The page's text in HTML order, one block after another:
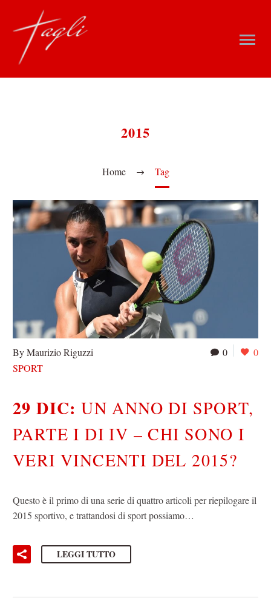
2015
Home Tag
0 0
By Maurizio Riguzzi
SPORT
29 DIC:UN ANNO DI SPORT,
PARTE I DI IV – CHI SONO I
VERI VINCENTI DEL 2015?
Questo è il primo di una serie di quattro articoli per riepilogare il
2015 sportivo, e trattandosi di sport possiamo…
LEGGI TUTTO